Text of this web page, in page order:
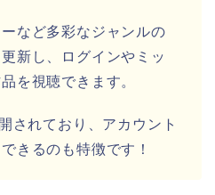
など多彩なジャンルの
新し、ログインやミッ
を視聴できます。
されており、アカウント
きるのも特徴です！